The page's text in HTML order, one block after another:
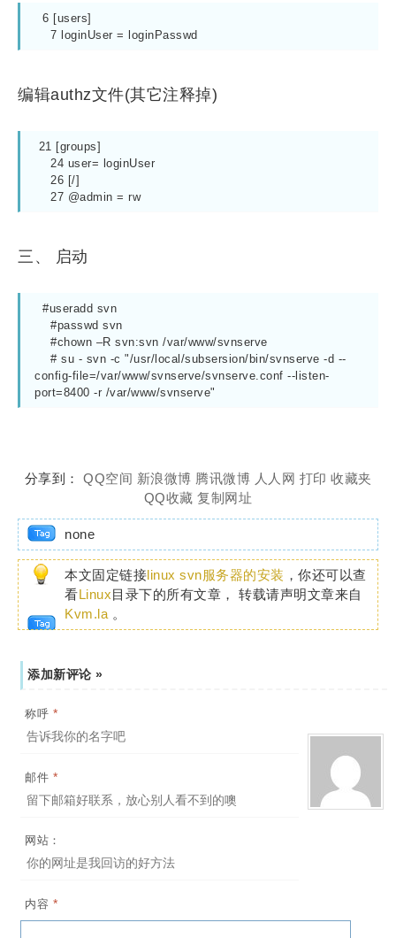
    7 loginUser = loginPasswd
编辑authz文件(其它注释掉)
    27 @admin = rw
三、 启动
config-file=/var/www/svnserve/svnserve.conf --listen-
port=8400 -r /var/www/svnserve"
分享到： QQ空间 新浪微博 腾讯微博 人人网 打印 收藏夹
QQ收藏 复制网址
none
本文固定链接linux svn服务器的安装 ，你还可以查
看Linux目录下的所有文章， 转载请声明文章来自
Kvm.la 。
添加新评论 »
称呼 *
邮件 *
网站：
内容 *